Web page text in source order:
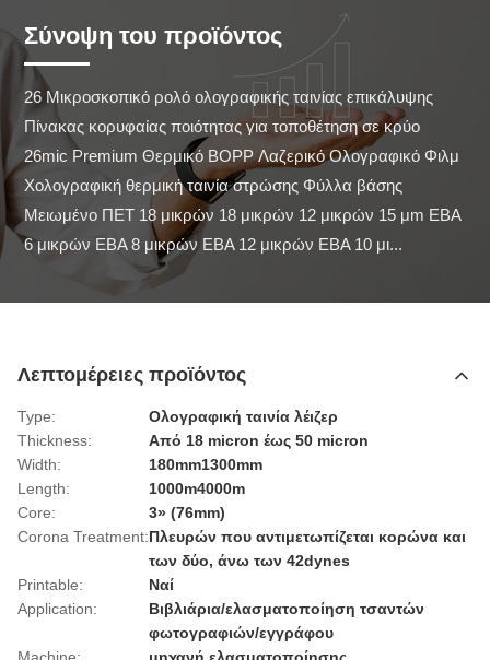
Σύνοψη του προϊόντος
26 Μικροσκοπικό ρολό ολογραφικής ταινίας επικάλυψης
Πίνακας κορυφαίας ποιότητας για τοποθέτηση σε κρύο
26mic Premium Θερμικό BOPP Λαζερικό Ολογραφικό Φιλμ
Χολογραφική θερμική ταινία στρώσης Φύλλα βάσης
Μειωμένο ΠΕΤ 18 μικρών 18 μικρών 12 μικρών 15 μm ΕΒΑ
6 μικρών ΕΒΑ 8 μικρών ΕΒΑ 12 μικρών ΕΒΑ 10 μι...
Λεπτομέρειες προϊόντος
Type:
Ολογραφική ταινία λέιζερ
Thickness:
Από 18 micron έως 50 micron
Width:
180mm1300mm
Length:
1000m4000m
Core:
3» (76mm)
Corona Treatment:Πλευρών που αντιμετωπίζεται κορώνα και
των δύο, άνω των 42dynes
Printable:
Ναί
Application:
Βιβλιάρια/ελασματοποίηση τσαντών
φωτογραφιών/εγγράφου